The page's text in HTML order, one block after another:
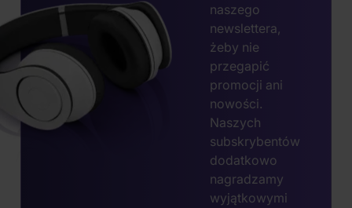
naszego
newslettera,
żeby nie
przegapić
promocji ani
nowości.
Naszych
subskrybentów
dodatkowo
nagradzamy
wyjątkowymi